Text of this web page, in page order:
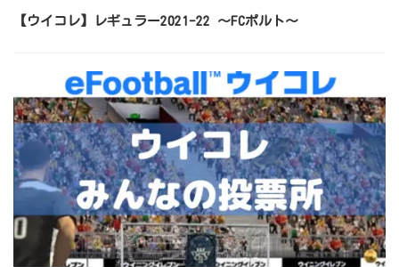
【ウイコレ】レギュラー2021-22 ～FCポルト～